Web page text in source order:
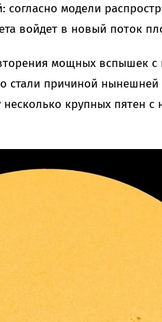
модели
войдет в новый поток
мощных вспышек
стали причиной нынешней
крупных пятен с